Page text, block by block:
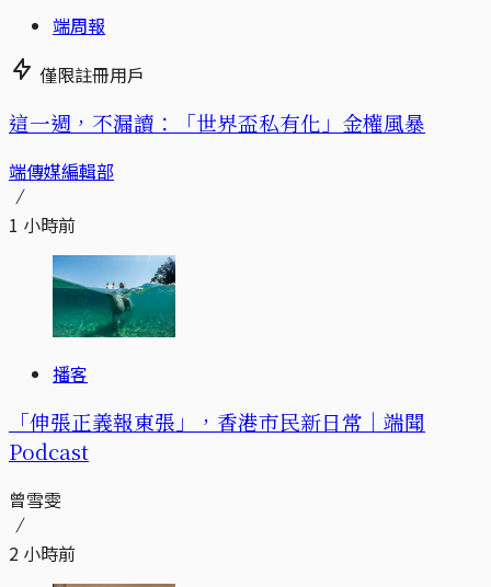
端周報
僅限註冊用戶
這一週，不漏讀：「世界盃私有化」金權風暴
端傳媒編輯部
1 小時前
播客
「伸張正義報東張」，香港市民新日常｜端聞
Podcast
曾雪雯
2 小時前